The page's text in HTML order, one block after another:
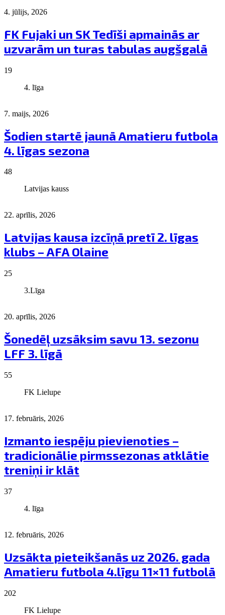
4. jūlijs, 2026
FK Fujaki un SK Tedīši apmainās ar
uzvarām un turas tabulas augšgalā
19
4. līga
7. maijs, 2026
Šodien startē jaunā Amatieru futbola
4. līgas sezona
48
Latvijas kauss
22. aprīlis, 2026
Latvijas kausa izcīņā pretī 2. līgas
klubs – AFA Olaine
25
3.Līga
20. aprīlis, 2026
Šonedēļ uzsāksim savu 13. sezonu
LFF 3. līgā
55
FK Lielupe
17. februāris, 2026
Izmanto iespēju pievienoties –
tradicionālie pirmssezonas atklātie
treniņi ir klāt
37
4. līga
12. februāris, 2026
Uzsākta pieteikšanās uz 2026. gada
Amatieru futbola 4.līgu 11×11 futbolā
202
FK Lielupe